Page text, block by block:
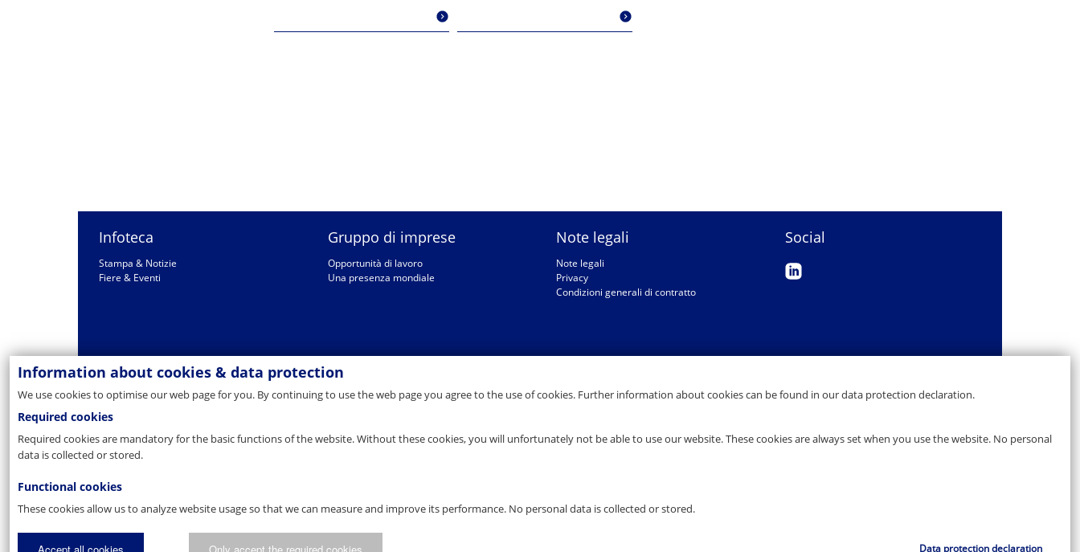
Infoteca
Stampa & Notizie
Fiere & Eventi
Gruppo di imprese
Opportunità di lavoro
Una presenza mondiale
Note legali
Note legali
Privacy
Condizioni generali di contratto
Social
Information about cookies & data protection
We use cookies to optimise our web page for you. By continuing to use the web page you agree to the use of cookies. Further information about cookies can be found in our data protection declaration.
Required cookies
Required cookies are mandatory for the basic functions of the website. Without these cookies, you will unfortunately not be able to use our website. These cookies are always set when you use the website. No personal
data is collected or stored.
Functional cookies
These cookies allow us to analyze website usage so that we can measure and improve its performance. No personal data is collected or stored.
Accept all cookies Only accept the required cookies Data protection declaration